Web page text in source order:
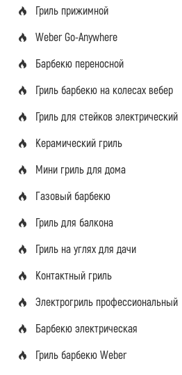
Гриль прижимной
Weber Go-Anywhere
Барбекю переносной
Гриль барбекю на колесах вебер
Гриль для стейков электрический
Керамический гриль
Мини гриль для дома
Газовый барбекю
Гриль для балкона
Гриль на углях для дачи
Контактный гриль
Электрогриль профессиональный
Барбекю электрическая
Гриль барбекю Weber